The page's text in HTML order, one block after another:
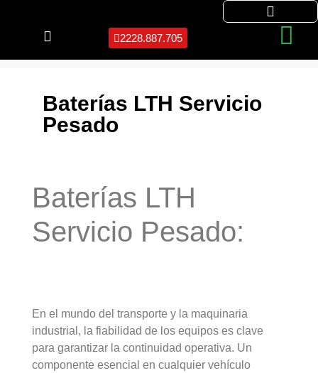
2228.887.705
Baterías LTH Servicio
Pesado
Baterías LTH
Servicio Pesado:
En el mundo del transporte y la maquinaria
industrial, la fiabilidad de los equipos es clave
para garantizar la continuidad operativa. Un
componente esencial en cualquier vehículo